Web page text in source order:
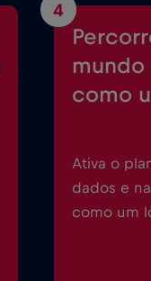
4
mundo
como
Ativa o
dados e
como um